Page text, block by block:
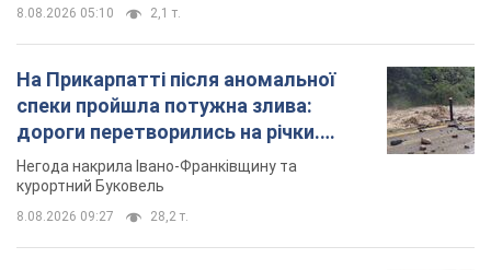
8.08.2026 05:10 2,1 т.
На Прикарпатті після аномальної
спеки пройшла потужна злива:
дороги перетворились на річки.
Відео
Негода накрила Івано-Франківщину та
курортний Буковель
8.08.2026 09:27 28,2 т.